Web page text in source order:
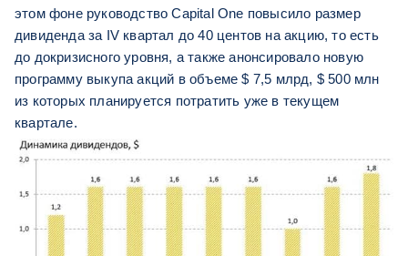
этом фоне руководство Capital One повысило размер
дивиденда за IV квартал до 40 центов на акцию, то есть
до докризисного уровня, а также анонсировало новую
программу выкупа акций в объеме $ 7,5 млрд, $ 500 млн
из которых планируется потратить уже в текущем
квартале.